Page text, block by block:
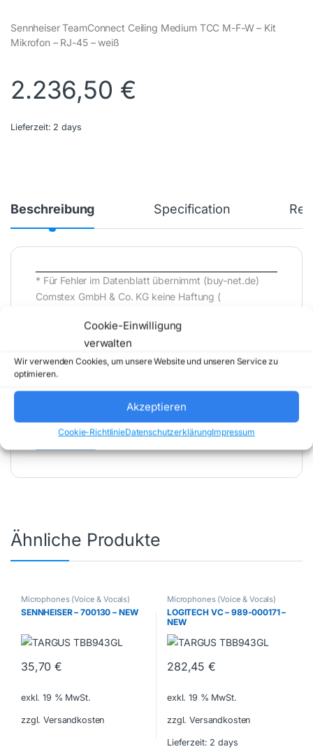
Cookie-Einwilligung
verwalten
Wir verwenden Cookies, um unsere Website und unseren Service zu
optimieren.
Akzeptieren
Cookie-RichtlinieDatenschutzerklärungImpressum
Sennheiser TeamConnect Ceiling Medium TCC M-F-W – Kit
Mikrofon – RJ-45 – weiß
2.236,50 €
Lieferzeit: 2 days
Beschreibung Specification
* Für Fehler im Datenblatt übernimmt (buy-net.de)
Comstex GmbH & Co. KG keine Haftung (
700170
Kategorie:
Microphones (Voice & Vocals)
Marke:
Ähnliche Produkte
Microphones (Voice & Vocals)
SENNHEISER – 700130 – NEW
35,70€
exkl. 19 % MwSt.
zzgl. Versandkosten
Microphones (Voice & Vocals)
LOGITECH VC – 989-000171 –
NEW
282,45€
exkl. 19 % MwSt.
zzgl. Versandkosten
Lieferzeit: 2 days